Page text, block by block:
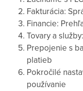
Fakturácia:
Financie:
Tovary a
Prepojenie s
platieb
Pokročilé
používanie